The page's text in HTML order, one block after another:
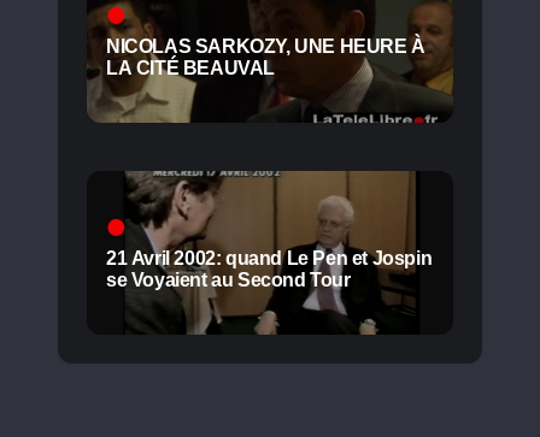
NICOLAS SARKOZY, UNE HEURE À
LA CITÉ BEAUVAL
21 Avril 2002: quand Le Pen et Jospin
se Voyaient au Second Tour